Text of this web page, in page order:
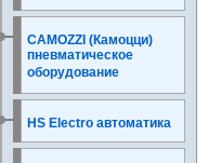
CAMOZZI (Камоцци)
пневматическое
оборудование
HS Electro автоматика